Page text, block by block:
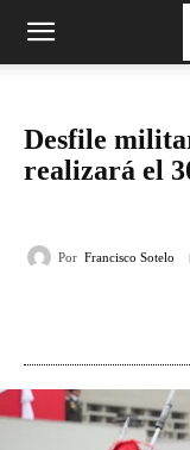
Desfile
realizará el
Por Francisco Sotelo